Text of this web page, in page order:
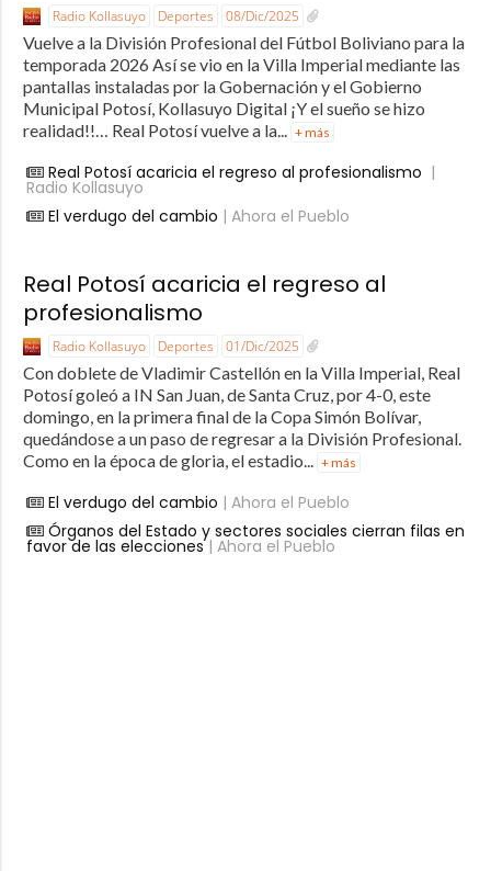
Radio Kollasuyo Deportes 08/Dic/2025
Vuelve a la División Profesional del Fútbol Boliviano para la
temporada 2026 Así se vio en la Villa Imperial mediante las
pantallas instaladas por la Gobernación y el Gobierno
Municipal Potosí, Kollasuyo Digital ¡Y el sueño se hizo
realidad!!… Real Potosí vuelve a la... + más
Real Potosí acaricia el regreso al profesionalismo |
Radio Kollasuyo
El verdugo del cambio | Ahora el Pueblo
Real Potosí acaricia el regreso al
profesionalismo
Radio Kollasuyo Deportes 01/Dic/2025
Con doblete de Vladimir Castellón en la Villa Imperial, Real
Potosí goleó a IN San Juan, de Santa Cruz, por 4-0, este
domingo, en la primera final de la Copa Simón Bolívar,
quedándose a un paso de regresar a la División Profesional.
Como en la época de gloria, el estadio... + más
El verdugo del cambio | Ahora el Pueblo
Órganos del Estado y sectores sociales cierran filas en
favor de las elecciones| Ahora el Pueblo